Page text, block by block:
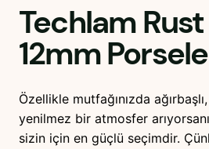
Techlam
12mm
Özellikle mutfağınızda
yenilmez bir atmosfer
sizin için en güçlü seçimdir.